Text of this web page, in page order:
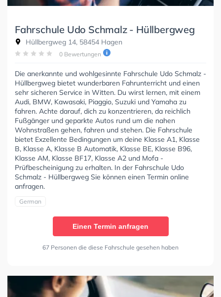
Fahrschule Udo Schmalz - Hüllbergweg
Hüllbergweg 14, 58454 Hagen
0 Bewertungen
Die anerkannte und wohlgesinnte Fahrschule Udo Schmalz -
Hüllbergweg bietet wunderbaren Fahrunterricht und einen
sehr sicheren Service in Witten. Du wirst lernen, mit einem
Audi, BMW, Kawasaki, Piaggio, Suzuki und Yamaha zu
fahren. Achte darauf, dich zu konzentrieren, da reichlich
Fußgänger und geparkte Autos rund um die nahen
Wohnstraßen gehen, fahren und stehen. Die Fahrschule
bietet Exzellente Bedingungen um deine Klasse A1, Klasse
B, Klasse A, Klasse B Automatik, Klasse BE, Klasse B96,
Klasse AM, Klasse BF17, Klasse A2 und Mofa -
Prüfbescheinigung zu erhalten. In der Fahrschule Udo
Schmalz - Hüllbergweg Sie können einen Termin online
anfragen.
German
Einen Termin anfragen
67 Personen die diese Fahrschule gesehen haben